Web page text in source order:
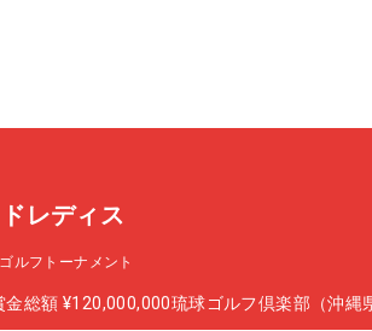
レディス
ルフトーナメント
金総額 ¥120,000,000琉球ゴルフ倶楽部（沖縄